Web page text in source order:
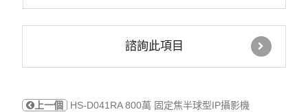
諮詢此項目
上一個 HS-D041RA 800萬 固定焦半球型IP攝影機